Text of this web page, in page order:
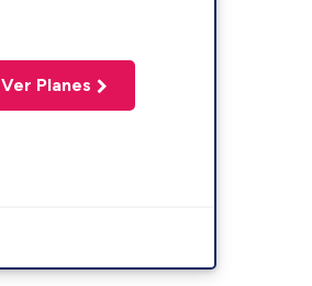
Ver Planes